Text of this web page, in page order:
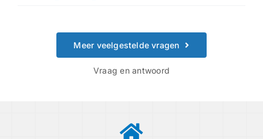
Meer veelgestelde vragen
Vraag en antwoord